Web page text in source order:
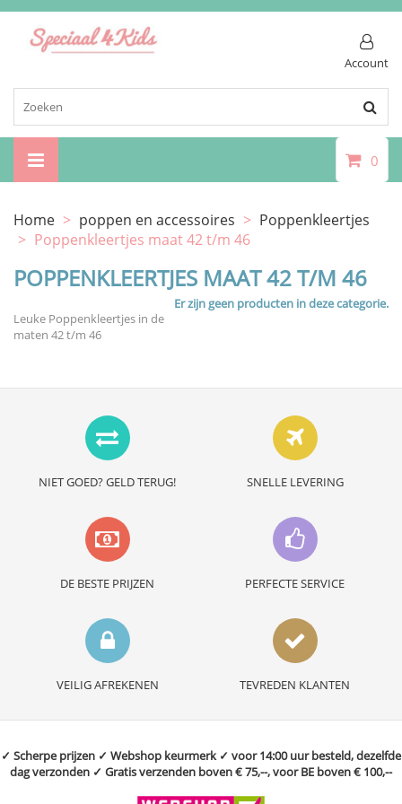
Account
0
Home > poppen en accessoires > Poppenkleertjes
> Poppenkleertjes maat 42 t/m 46
POPPENKLEERTJES MAAT 42 T/M 46
Er zijn geen producten in deze categorie.
Leuke Poppenkleertjes in de
maten 42 t/m 46
NIET GOED? GELD TERUG! SNELLE LEVERING
DE BESTE PRIJZEN PERFECTE SERVICE
VEILIG AFREKENEN TEVREDEN KLANTEN
✓ Scherpe prijzen ✓ Webshop keurmerk ✓ voor 14:00 uur besteld, dezelfde
dag verzonden ✓ Gratis verzenden boven € 75,--, voor BE boven € 100,--